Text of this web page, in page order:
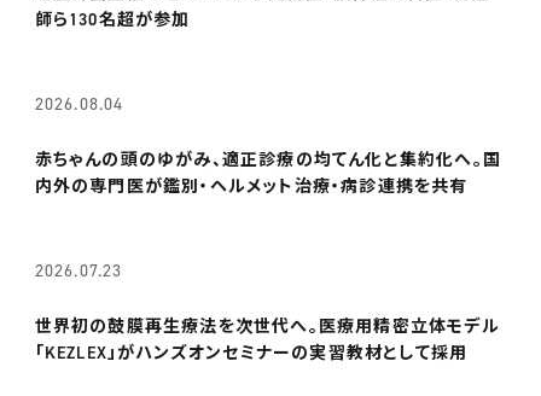
師ら130名超が参加
2026.08.04
赤ちゃんの頭のゆがみ、適正診療の均てん化と集約化へ。国
内外の専門医が鑑別・ヘルメット治療・病診連携を共有
2026.07.23
世界初の鼓膜再生療法を次世代へ。医療用精密立体モデル
「KEZLEX」がハンズオンセミナーの実習教材として採用